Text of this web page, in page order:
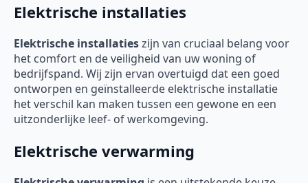
Elektrische installaties
Elektrische installatieszijn van cruciaal belang voor
het comfort en de veiligheid van uw woning of
bedrijfspand. Wij zijn ervan overtuigd dat een goed
ontworpen en geïnstalleerde elektrische installatie
het verschil kan maken tussen een gewone en een
uitzonderlijke leef- of werkomgeving.
Elektrische verwarming